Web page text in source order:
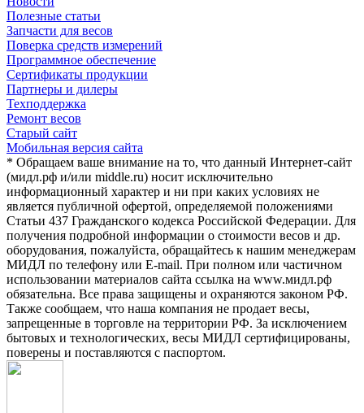
Полезные статьи
Запчасти для весов
Поверка средств измерений
Программное обеспечение
Сертификаты продукции
Партнеры и дилеры
Техподдержка
Ремонт весов
Старый сайт
Мобильная версия сайта
* Обращаем ваше внимание на то, что данный Интернет-сайт
(мидл.рф и/или middle.ru) носит исключительно
информационный характер и ни при каких условиях не
является публичной офертой, определяемой положениями
Статьи 437 Гражданского кодекса Российской Федерации. Для
получения подробной информации о стоимости весов и др.
оборудования, пожалуйста, обращайтесь к нашим менеджерам
МИДЛ по телефону или E-mail. При полном или частичном
использовании материалов сайта ссылка на www.мидл.рф
обязательна. Все права защищены и охраняются законом РФ.
Также сообщаем, что наша компания не продает весы,
запрещенные в торговле на территории РФ. За исключением
бытовых и технологических, весы МИДЛ сертифицированы,
поверены и поставляются с паспортом.